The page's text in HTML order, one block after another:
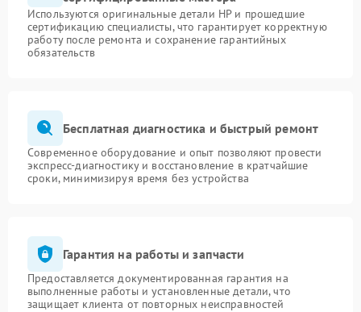
Используются оригинальные детали HP и прошедшие
сертификацию специалисты, что гарантирует корректную
работу после ремонта и сохранение гарантийных
обязательств
Бесплатная диагностика и быстрый ремонт
Современное оборудование и опыт позволяют провести
экспресс-диагностику и восстановление в кратчайшие
сроки, минимизируя время без устройства
Гарантия на работы и запчасти
Предоставляется документированная гарантия на
выполненные работы и установленные детали, что
защищает клиента от повторных неисправностей